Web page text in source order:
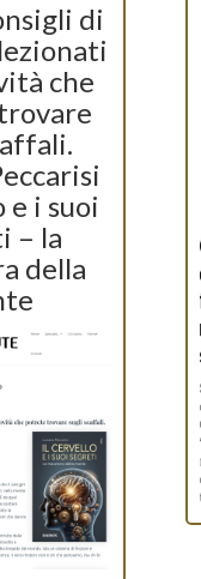
di
che
e i suoi
– la
della